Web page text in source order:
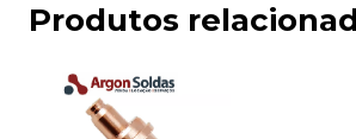
Produtos